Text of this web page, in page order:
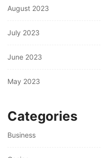
August 2023
July 2023
June 2023
May 2023
Categories
Business